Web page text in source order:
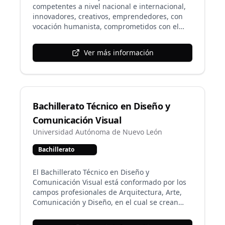
estudiantes, acorde a las exigencias actuales
del mercado laboral, ofreciéndoles un
panorama más amplio de superación
académica y economía.
competentes a nivel nacional e internacional,
innovadores, creativos, emprendedores, con
vocación humanista, comprometidos con el
valores universitarios, capaces de incorporarse
con éxito al nivel superior y al mundo laboral
Ver más información
Bachillerato Técnico en Diseño y
Comunicación Visual
Universidad Autónoma de Nuevo León
Bachillerato
El Bachillerato Técnico en Diseño y
Comunicación Visual está conformado por los
campos profesionales de Arquitectura, Arte,
Comunicación y Diseño, en el cual se crean
representación de la realidad, se establecen